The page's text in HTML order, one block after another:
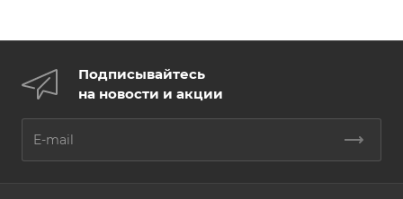
Подписывайтесь
на новости и акции